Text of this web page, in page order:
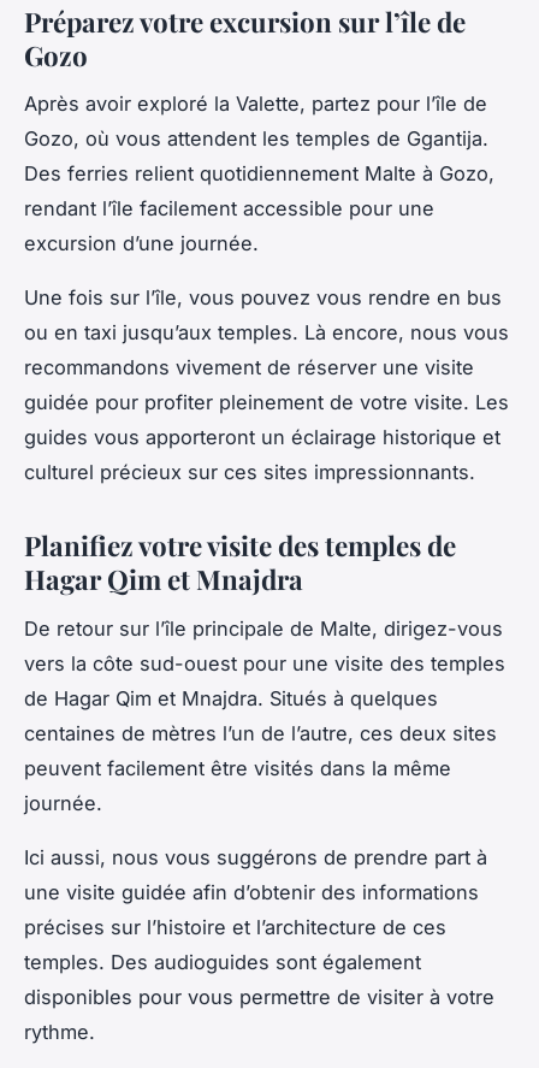
Préparez votre excursion sur l’île de
Gozo
Après avoir exploré la Valette, partez pour l’île de
Gozo, où vous attendent les temples de Ggantija.
Des ferries relient quotidiennement Malte à Gozo,
rendant l’île facilement accessible pour une
excursion d’une journée.
Une fois sur l’île, vous pouvez vous rendre en bus
ou en taxi jusqu’aux temples. Là encore, nous vous
recommandons vivement de réserver une visite
guidée pour profiter pleinement de votre visite. Les
guides vous apporteront un éclairage historique et
culturel précieux sur ces sites impressionnants.
Planifiez votre visite des temples de
Hagar Qim et Mnajdra
De retour sur l’île principale de Malte, dirigez-vous
vers la côte sud-ouest pour une visite des temples
de Hagar Qim et Mnajdra. Situés à quelques
centaines de mètres l’un de l’autre, ces deux sites
peuvent facilement être visités dans la même
journée.
Ici aussi, nous vous suggérons de prendre part à
une visite guidée afin d’obtenir des informations
précises sur l’histoire et l’architecture de ces
temples. Des audioguides sont également
disponibles pour vous permettre de visiter à votre
rythme.